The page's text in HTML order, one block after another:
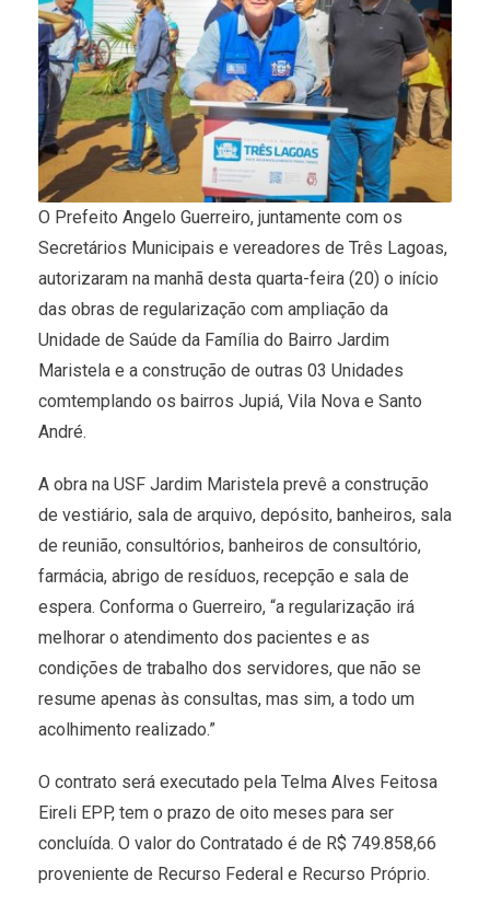
O Prefeito Angelo Guerreiro, juntamente com os
Secretários Municipais e vereadores de Três Lagoas,
autorizaram na manhã desta quarta-feira (20) o início
das obras de regularização com ampliação da
Unidade de Saúde da Família do Bairro Jardim
Maristela e a construção de outras 03 Unidades
comtemplando os bairros Jupiá, Vila Nova e Santo
André.
A obra na USF Jardim Maristela prevê a construção
de vestiário, sala de arquivo, depósito, banheiros, sala
de reunião, consultórios, banheiros de consultório,
farmácia, abrigo de resíduos, recepção e sala de
espera. Conforma o Guerreiro, “a regularização irá
melhorar o atendimento dos pacientes e as
condições de trabalho dos servidores, que não se
resume apenas às consultas, mas sim, a todo um
acolhimento realizado.”
O contrato será executado pela Telma Alves Feitosa
Eireli EPP, tem o prazo de oito meses para ser
concluída. O valor do Contratado é de R$ 749.858,66
proveniente de Recurso Federal e Recurso Próprio.